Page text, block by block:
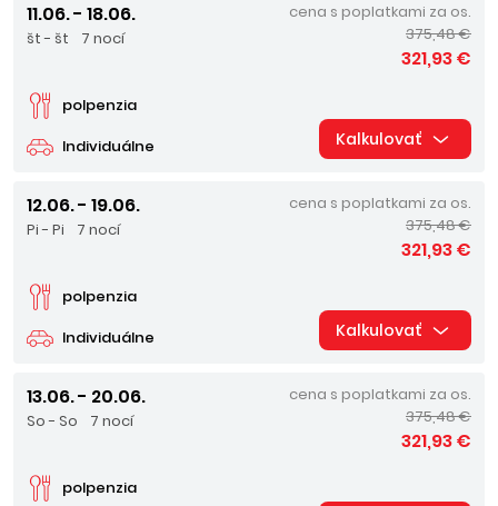
11.06. - 18.06.
št - št 7 nocí
Individuálne
polpenzia
cena s poplatkami za os.
375,48 €
321,93 €
Kalkulovať
12.06. - 19.06.
Pi - Pi 7 nocí
Individuálne
polpenzia
cena s poplatkami za os.
375,48 €
321,93 €
Kalkulovať
13.06. - 20.06.
So - So 7 nocí
polpenzia
cena s poplatkami za os.
375,48 €
321,93 €